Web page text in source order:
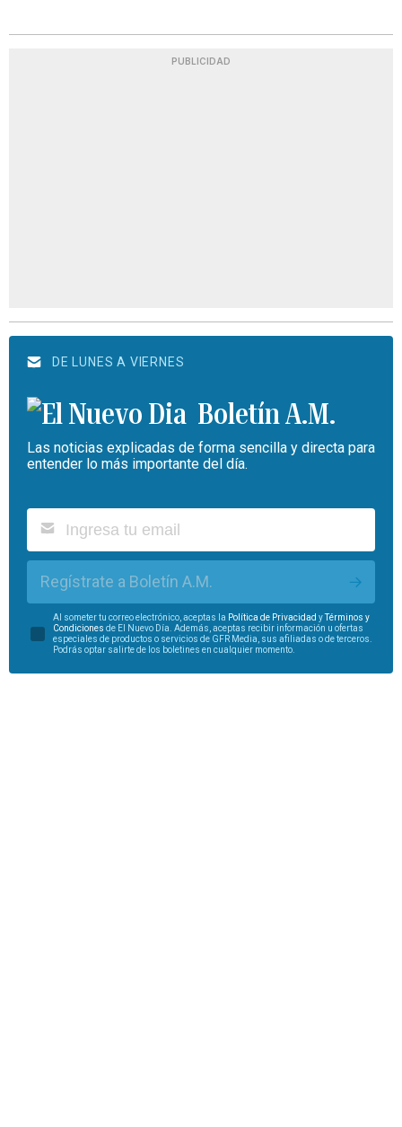
PUBLICIDAD
DE LUNES A VIERNES
Boletín A.M.
Las noticias explicadas de forma sencilla y directa para
entender lo más importante del día.
Regístrate a Boletín A.M.
Al someter tu correo electrónico, aceptas la Política de Privacidad yTérminos y
Condiciones de El Nuevo Día. Además, aceptas recibir información u ofertas
especiales de productos o servicios de GFR Media, sus afiliadas o de terceros.
Podrás optar salirte de los boletines en cualquier momento.